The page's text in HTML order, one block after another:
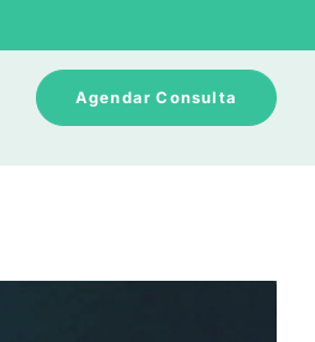
Agendar Consulta